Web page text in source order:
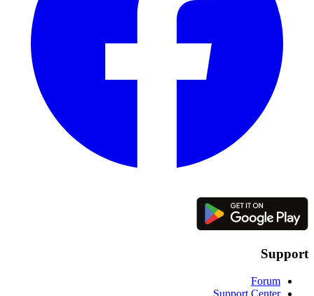
Support
Forum
Support Center